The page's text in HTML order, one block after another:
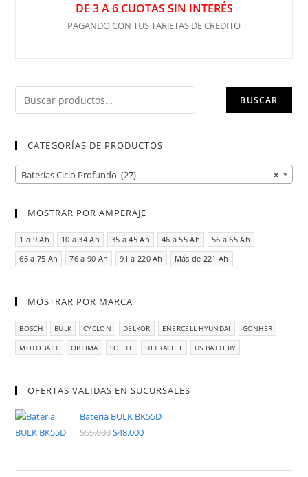
DE 3 A 6 CUOTAS SIN INTERÉS
PAGANDO CON TUS TARJETAS DE CREDITO
BUSCAR
CATEGORÍAS DE PRODUCTOS
×
Baterías Ciclo Profundo (27)
MOSTRAR POR AMPERAJE
1 a 9 Ah 10 a 34 Ah 35 a 45 Ah 46 a 55 Ah
56 a 65 Ah
66 a 75 Ah
76 a 90 Ah 91 a 220 Ah Más de 221 Ah
MOSTRAR POR MARCA
BOSCH BULK CYCLON DELKOR ENERCELL HYUNDAI
GONHER
MOTOBATT
OPTIMA SOLITE ULTRACELL US BATTERY
OFERTAS VALIDAS EN SUCURSALES
Bateria BULK BK55D
$55.000 $48.000